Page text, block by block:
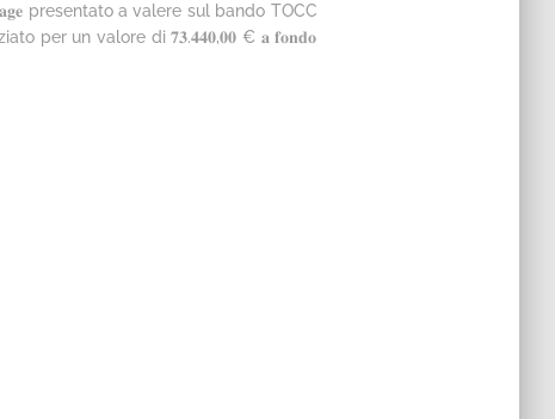
presentato a valere sul bando TOCC
per un valore di 𝟕𝟑.𝟒𝟒𝟎,𝟎𝟎 € 𝐚 𝐟𝐨𝐧𝐝𝐨